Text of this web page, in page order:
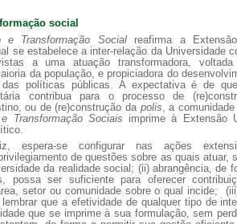
social
e Transformação Socialreafirma a
se estabelece a inter-relação da Universidade
a uma atuação transformadora,
da população, e propiciadora do
das políticas públicas. A expectativa é de
contribua para o processo de
ou de (re)construção da polis , a
Transformação Sociais imprime à Extensão
espera-se configurar nas ações
de questões sobre as quais atuar,
da realidade social; (ii) abrangência, de
possa ser suficiente para oferecer
setor ou comunidade sobre o qual incide;
que a efetividade de qualquer tipo de
que se imprime à sua formulação, sem